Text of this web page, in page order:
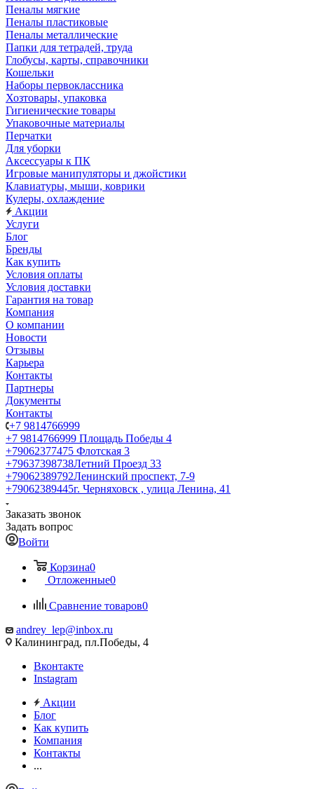
Пеналы мягкие
Пеналы пластиковые
Пеналы металлические
Папки для тетрадей, труда
Глобусы, карты, справочники
Кошельки
Наборы первоклассника
Хозтовары, упаковка
Гигиенические товары
Упаковочные материалы
Перчатки
Для уборки
Аксессуары к ПК
Игровые манипуляторы и джойстики
Клавиатуры, мыши, коврики
Кулеры, охлаждение
Акции
Услуги
Блог
Бренды
Как купить
Условия оплаты
Условия доставки
Гарантия на товар
Компания
О компании
Новости
Отзывы
Карьера
Контакты
Партнеры
Документы
Контакты
+7 9814766999
+7 9814766999 Площадь Победы 4
+79062377475 Флотская 3
+79637398738Летний Проезд 33
+79062389792Ленинский проспект, 7-9
+79062389445г. Черняховск , улица Ленина, 41
Заказать звонок
Задать вопрос
Войти
Корзина0
Отложенные0
Сравнение товаров0
andrey_lep@inbox.ru
Калининград, пл.Победы, 4
Вконтакте
Instagram
Акции
Блог
Как купить
Компания
Контакты
...